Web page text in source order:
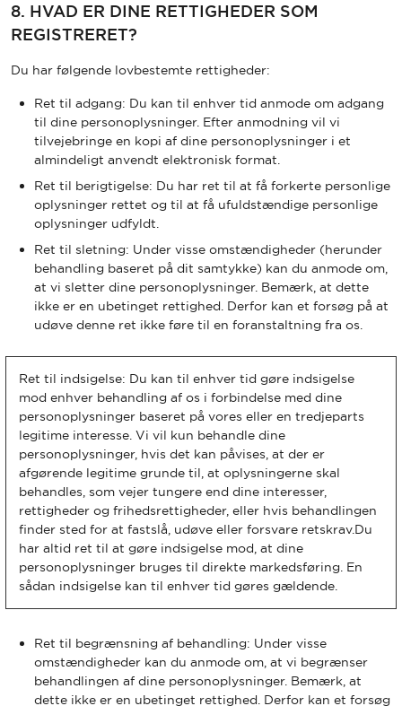
8. HVAD ER DINE RETTIGHEDER SOM
REGISTRERET?
Du har følgende lovbestemte rettigheder:
Ret til adgang: Du kan til enhver tid anmode om adgang
til dine personoplysninger. Efter anmodning vil vi
tilvejebringe en kopi af dine personoplysninger i et
almindeligt anvendt elektronisk format.
Ret til berigtigelse: Du har ret til at få forkerte personlige
oplysninger rettet og til at få ufuldstændige personlige
oplysninger udfyldt.
Ret til sletning: Under visse omstændigheder (herunder
behandling baseret på dit samtykke) kan du anmode om,
at vi sletter dine personoplysninger. Bemærk, at dette
ikke er en ubetinget rettighed. Derfor kan et forsøg på at
udøve denne ret ikke føre til en foranstaltning fra os.
Ret til indsigelse: Du kan til enhver tid gøre indsigelse
mod enhver behandling af os i forbindelse med dine
personoplysninger baseret på vores eller en tredjeparts
legitime interesse. Vi vil kun behandle dine
personoplysninger, hvis det kan påvises, at der er
afgørende legitime grunde til, at oplysningerne skal
behandles, som vejer tungere end dine interesser,
rettigheder og frihedsrettigheder, eller hvis behandlingen
finder sted for at fastslå, udøve eller forsvare retskrav.Du
har altid ret til at gøre indsigelse mod, at dine
personoplysninger bruges til direkte markedsføring. En
sådan indsigelse kan til enhver tid gøres gældende.
Ret til begrænsning af behandling: Under visse
omstændigheder kan du anmode om, at vi begrænser
behandlingen af dine personoplysninger. Bemærk, at
dette ikke er en ubetinget rettighed. Derfor kan et forsøg